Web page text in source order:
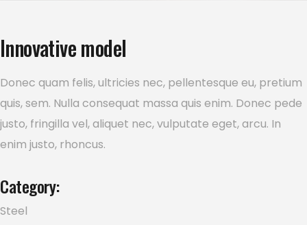
Innovative model
Donec quam felis, ultricies nec, pellentesque eu, pretium
quis, sem. Nulla consequat massa quis enim. Donec pede
justo, fringilla vel, aliquet nec, vulputate eget, arcu. In
enim justo, rhoncus.
Category:
Steel